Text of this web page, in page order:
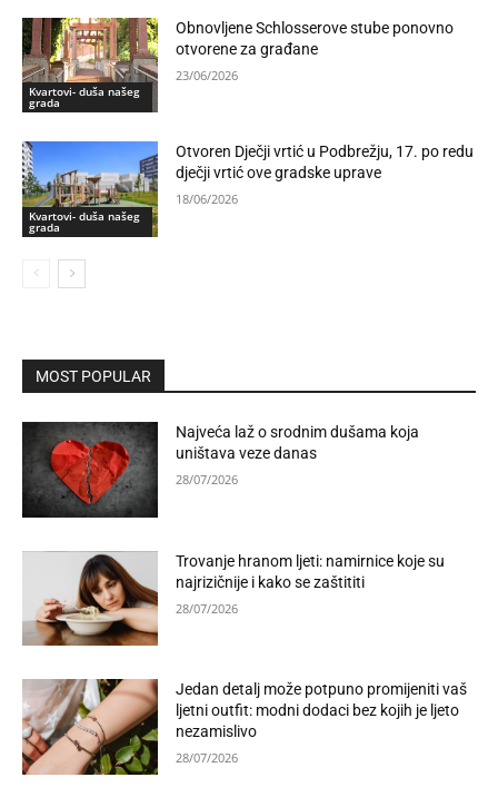
Kvartovi- duša našeg
grada
Obnovljene Schlosserove stube ponovno
otvorene za građane
23/06/2026
Kvartovi- duša našeg
grada
Otvoren Dječji vrtić u Podbrežju, 17. po redu
dječji vrtić ove gradske uprave
18/06/2026
MOST POPULAR
Najveća laž o srodnim dušama koja
uništava veze danas
28/07/2026
Trovanje hranom ljeti: namirnice koje su
najrizičnije i kako se zaštititi
28/07/2026
Jedan detalj može potpuno promijeniti vaš
ljetni outfit: modni dodaci bez kojih je ljeto
nezamislivo
28/07/2026